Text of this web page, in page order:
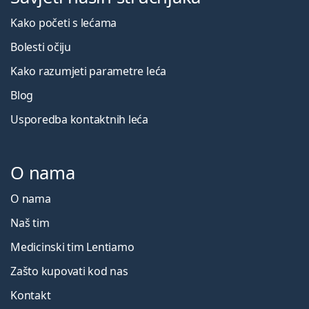
Kako početi s lećama
Bolesti očiju
Kako razumjeti parametre leća
Blog
Usporedba kontaktnih leća
O nama
O nama
Naš tim
Medicinski tim Lentiamo
Zašto kupovati kod nas
Kontakt